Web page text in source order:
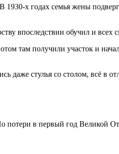
х годах семья жены
впоследствии обучил и всех
там получили участок и
даже стулья со столом, всё в
потери в первый год Великой